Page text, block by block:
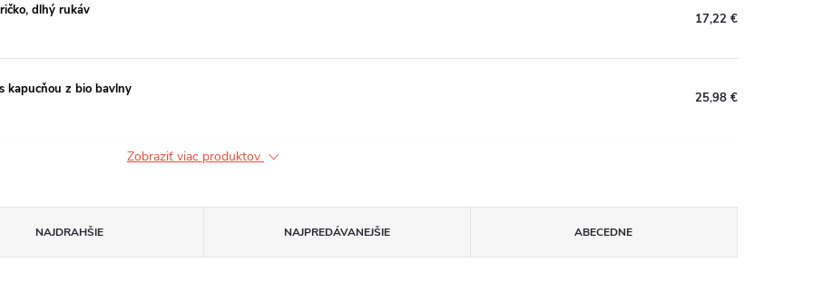
dlhý rukáv
17,22 €
kapucňou z bio bavlny
25,98 €
Zobraziť viac produktov
NAJDRAHŠIE NAJPREDÁVANEJŠIE ABECEDNE